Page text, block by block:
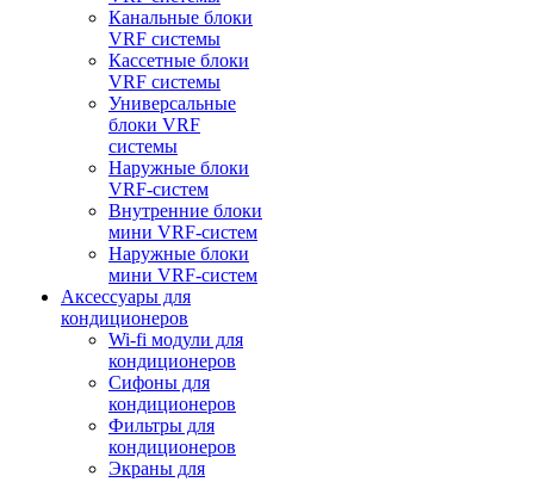
Канальные блоки
VRF системы
Кассетные блоки
VRF системы
Универсальные
блоки VRF
системы
Наружные блоки
VRF-систем
Внутренние блоки
мини VRF-систем
Наружные блоки
мини VRF-систем
Аксессуары для
кондиционеров
Wi-fi модули для
кондиционеров
Сифоны для
кондиционеров
Фильтры для
кондиционеров
Экраны для